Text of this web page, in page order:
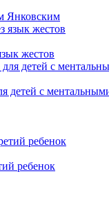
Янковским
жестов
детей с
ребенок